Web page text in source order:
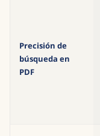
Precisión de
búsqueda en
PDF